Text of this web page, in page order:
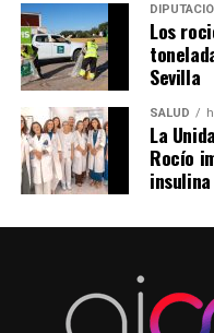
Los
Sevilla
SALUD
La
Rocío